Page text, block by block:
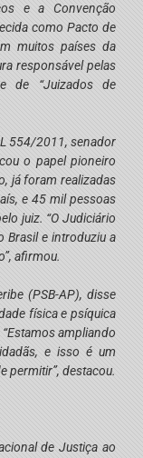
e a Convenção
como Pacto de
muitos países da
responsável pelas
de “Juizados de
554/2011, senador
o papel pioneiro
já foram realizadas
e 45 mil pessoas
juiz. “O Judiciário
Brasil e introduziu a
afirmou.
(PSB-AP), disse
física e psíquica
ampliando
e isso é um
permitir”, destacou.
de Justiça ao